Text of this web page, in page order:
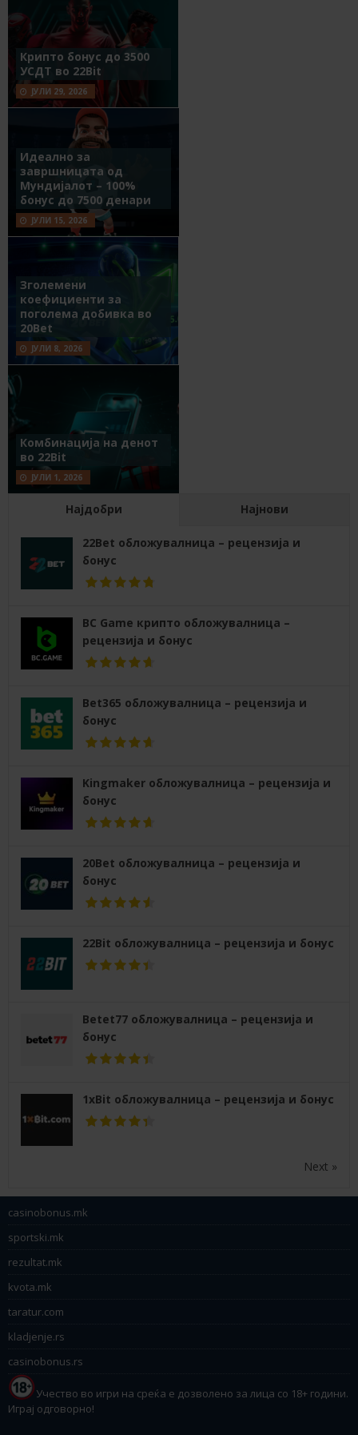
Крипто бонус до 3500
УСДТ во 22Bit
ЈУЛИ 29, 2026
Идеално за
завршницата од
Мундијалот – 100%
бонус до 7500 денари
ЈУЛИ 15, 2026
Зголемени
коефициенти за
поголема добивка во
20Bet
ЈУЛИ 8, 2026
Комбинација на денот
во 22Bit
ЈУЛИ 1, 2026
Најдобри Најнови
22Bet обложувалница – рецензија и
бонус
BC Game крипто обложувалница –
рецензија и бонус
Bet365 обложувалница – рецензија и
бонус
Kingmaker обложувалница – рецензија и
бонус
20Bet обложувалница – рецензија и
бонус
22Bit обложувалница – рецензија и бонус
Betet77 обложувалница – рецензија и
бонус
1xBit обложувалница – рецензија и бонус
Next »
casinobonus.mk
sportski.mk
rezultat.mk
kvota.mk
taratur.com
kladjenje.rs
casinobonus.rs
Учество во игри на среќа е дозволено за лица со 18+ години.
Играј одговорно!